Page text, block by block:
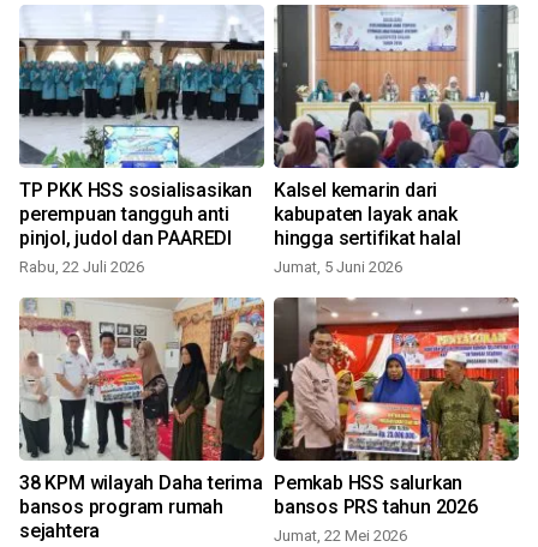
TP PKK HSS sosialisasikan
perempuan tangguh anti
pinjol, judol dan PAAREDI
Rabu, 22 Juli 2026
Kalsel kemarin dari
kabupaten layak anak
hingga sertifikat halal
Jumat, 5 Juni 2026
38 KPM wilayah Daha terima
bansos program rumah
sejahtera
Pemkab HSS salurkan
bansos PRS tahun 2026
Jumat, 22 Mei 2026